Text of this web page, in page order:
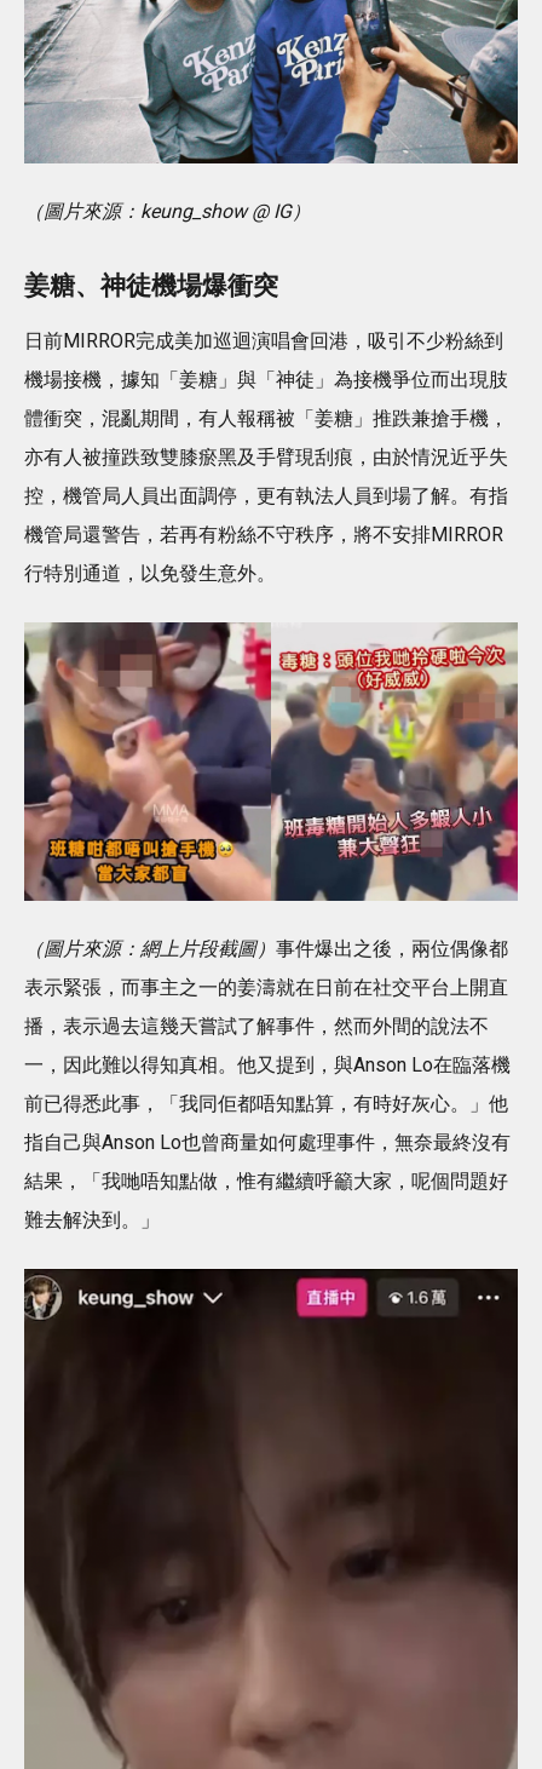
（圖片來源：keung_show @ IG）
姜糖、神徒機場爆衝突
日前MIRROR完成美加巡迴演唱會回港，吸引不少粉絲到
機場接機，據知「姜糖」與「神徒」為接機爭位而出現肢
體衝突，混亂期間，有人報稱被「姜糖」推跌兼搶手機，
亦有人被撞跌致雙膝瘀黑及手臂現刮痕，由於情況近乎失
控，機管局人員出面調停，更有執法人員到場了解。有指
機管局還警告，若再有粉絲不守秩序，將不安排MIRROR
行特別通道，以免發生意外。
（圖片來源：網上片段截圖） 事件爆出之後，兩位偶像都
表示緊張，而事主之一的姜濤就在日前在社交平台上開直
播，表示過去這幾天嘗試了解事件，然而外間的說法不
一，因此難以得知真相。他又提到，與Anson Lo在臨落機
前已得悉此事，「我同佢都唔知點算，有時好灰心。」他
指自己與Anson Lo也曾商量如何處理事件，無奈最終沒有
結果，「我哋唔知點做，惟有繼續呼籲大家，呢個問題好
難去解決到。」